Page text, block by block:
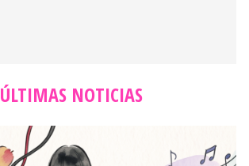
ÚLTIMAS NOTICIAS